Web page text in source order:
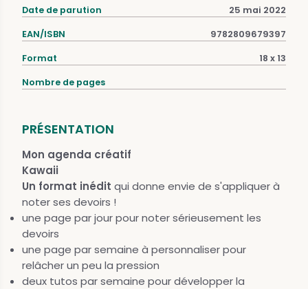
Date de parution 25 mai 2022
EAN/ISBN 9782809679397
Format 18 x 13
Nombre de pages
PRÉSENTATION
Mon agenda créatif
Kawaii
Un format inédit qui donne envie de s'appliquer à
noter ses devoirs !
une page par jour pour noter sérieusement les
devoirs
une page par semaine à personnaliser pour
relâcher un peu la pression
deux tutos par semaine pour développer la